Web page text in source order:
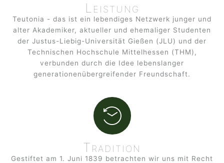
Leistung
Teutonia - das ist ein lebendiges Netzwerk junger und
alter Akademiker, aktueller und ehemaliger Studenten
der Justus-Liebig-Universität Gießen (JLU) und der
Technischen Hochschule Mittelhessen (THM),
verbunden durch die Idee lebenslanger
generationenübergreifender Freundschaft.
Tradition
Gestiftet am 1. Juni 1839 betrachten wir uns mit Recht